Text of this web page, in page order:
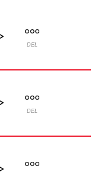
DEL
DEL